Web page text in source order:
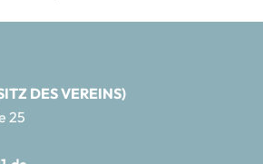
DES VEREINS)
25